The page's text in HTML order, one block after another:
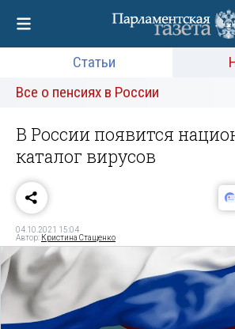
Статьи
Все о пенсиях в России
В России появится
каталог вирусов
04.10.2021 15:04
Автор: Кристина Стащенко